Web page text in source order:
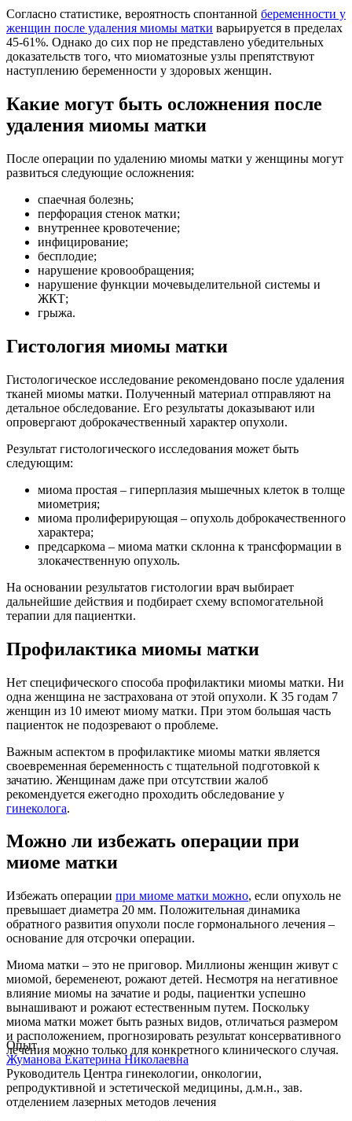
Согласно статистике, вероятность спонтанной беременности у
женщин после удаления миомы матки варьируется в пределах
45-61%. Однако до сих пор не представлено убедительных
доказательств того, что миоматозные узлы препятствуют
наступлению беременности у здоровых женщин.
Какие могут быть осложнения после
удаления миомы матки
После операции по удалению миомы матки у женщины могут
развиться следующие осложнения:
спаечная болезнь;
перфорация стенок матки;
внутреннее кровотечение;
инфицирование;
бесплодие;
нарушение кровообращения;
нарушение функции мочевыделительной системы и
ЖКТ;
грыжа.
Гистология миомы матки
Гистологическое исследование рекомендовано после удаления
тканей миомы матки. Полученный материал отправляют на
детальное обследование. Его результаты доказывают или
опровергают доброкачественный характер опухоли.
Результат гистологического исследования может быть
следующим:
миома простая – гиперплазия мышечных клеток в толще
миометрия;
миома пролиферирующая – опухоль доброкачественного
характера;
предсаркома – миома матки склонна к трансформации в
злокачественную опухоль.
На основании результатов гистологии врач выбирает
дальнейшие действия и подбирает схему вспомогательной
терапии для пациентки.
Профилактика миомы матки
Нет специфического способа профилактики миомы матки. Ни
одна женщина не застрахована от этой опухоли. К 35 годам 7
женщин из 10 имеют миому матки. При этом большая часть
пациенток не подозревают о проблеме.
Важным аспектом в профилактике миомы матки является
своевременная беременность с тщательной подготовкой к
зачатию. Женщинам даже при отсутствии жалоб
рекомендуется ежегодно проходить обследование у
гинеколога.
Можно ли избежать операции при
миоме матки
Избежать операции при миоме матки можно, если опухоль не
превышает диаметра 20 мм. Положительная динамика
обратного развития опухоли после гормонального лечения –
основание для отсрочки операции.
Миома матки – это не приговор. Миллионы женщин живут с
миомой, беременеют, рожают детей. Несмотря на негативное
влияние миомы на зачатие и роды, пациентки успешно
вынашивают и рожают естественным путем. Поскольку
миома матки может быть разных видов, отличаться размером
и расположением, прогнозировать результат консервативного
лечения можно только для конкретного клинического случая.
Опыт
Жуманова Екатерина Николаевна
Руководитель Центра гинекологии, онкологии,
репродуктивной и эстетической медицины, д.м.н., зав.
отделением лазерных методов лечения